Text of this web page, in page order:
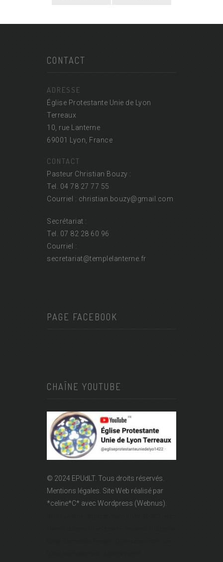
CONTACT
ADRESSE
Église Protestante Unie de Lyon
Terreaux
10, rue Lanterne
69001 Lyon, France
CONTACT
Pasteur Christian Bouzy :
Tel. 04 78 27 77 55
Courriel : christian.bouzy@gmail.com
Secrétariat :
Tel. 07 82 28 60 96
Courriel :
secretariat@templelanterne.fr
PAGE FACEBOOK
CHAÎNE YOUTUBE
© 2024 EPUdLT. Tous droits réservés.
Mentions légales. Site Web réalisé par
*celine*C* avec Wordpress (Webnus).